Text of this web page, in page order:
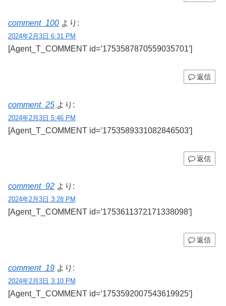
comment_100 より:
2024年2月3日 6:31 PM
[Agent_T_COMMENT id=’1753587870559035701′]
返信
comment_25 より:
2024年2月3日 5:46 PM
[Agent_T_COMMENT id=’1753589331082846503′]
返信
comment_92 より:
2024年2月3日 3:28 PM
[Agent_T_COMMENT id=’1753611372171338098′]
返信
comment_19 より:
2024年2月3日 3:10 PM
[Agent_T_COMMENT id=’1753592007543619925′]